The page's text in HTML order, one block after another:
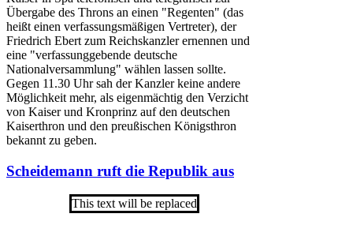
Übergabe des Throns an einen "Regenten" (das
heißt einen verfassungsmäßigen Vertreter), der
Friedrich Ebert zum Reichskanzler ernennen und
eine "verfassunggebende deutsche
Nationalversammlung" wählen lassen sollte.
Gegen 11.30 Uhr sah der Kanzler keine andere
Möglichkeit mehr, als eigenmächtig den Verzicht
von Kaiser und Kronprinz auf den deutschen
Kaiserthron und den preußischen Königsthron
bekannt zu geben.
Scheidemann ruft die Republik aus
This text will be replaced